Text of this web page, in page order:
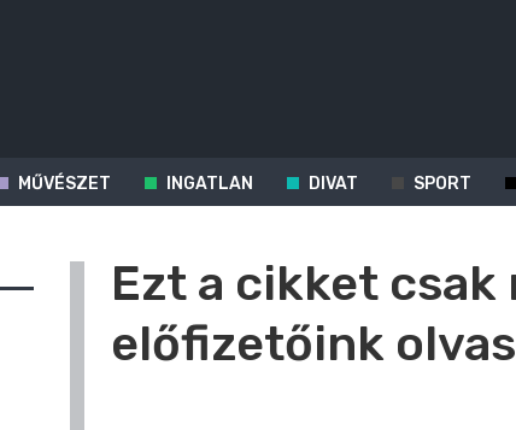
MŰVÉSZET INGATLAN DIVAT SPORT
Ezt a cikket
előfizetőink